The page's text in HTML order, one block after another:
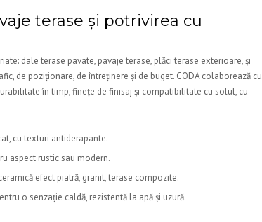
terase și potrivirea cu
dale terase pavate, pavaje terase, plăci terase exterioare, și
de poziționare, de întreținere și de buget. CODA colaborează cu
în timp, finețe de finisaj și compatibilitate cu solul, cu
cu texturi antiderapante.
aspect rustic sau modern.
efect piatră, granit, terase compozite.
o senzație caldă, rezistentă la apă și uzură.